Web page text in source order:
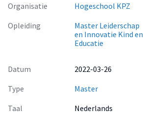
Organisatie
Hogeschool KPZ
Opleiding
Master Leiderschap
en Innovatie Kind en
Educatie
Datum
2022-03-26
Type
Master
Taal
Nederlands